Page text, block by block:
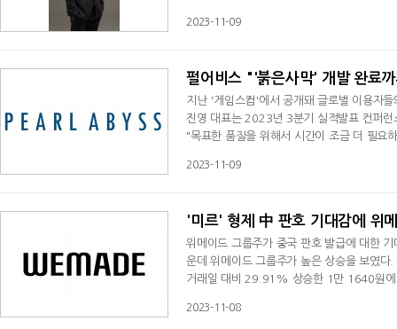
표이사 내정자는 넥슨코리아 대표이사 취
2023-11-09
펄어비스 "'붉은사막' 개발 완료
지난 '게임스컴'에서 공개돼 글로벌 이용자
진영 대표는 2023년 3분기 실적발표 컨퍼
"목표한 품질을 위해서 시간이 조금 더 필요
공개 등에 대한 질문에 허진영 대표는 "지난
2023-11-09
'미르' 형제 中 판호 기대감에 위
위메이드 그룹주가 중국 판호 발급에 대한
운데 위메이드 그룹주가 높은 상승을 보였
거래일 대비 29.91% 상승한 1만 1640원
영향을 끼친 것으로 풀이된다. 8일 오전 8시
2023-11-08